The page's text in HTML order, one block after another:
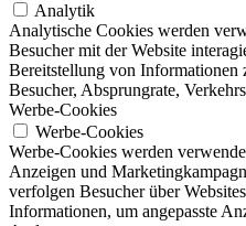
Analytik
Analytische Cookies werden
Besucher mit der Website
Bereitstellung von
Besucher, Absprungrate,
Werbe-Cookies
Werbe-Cookies
Werbe-Cookies werden
Anzeigen und
verfolgen Besucher über
Informationen, um angepasste